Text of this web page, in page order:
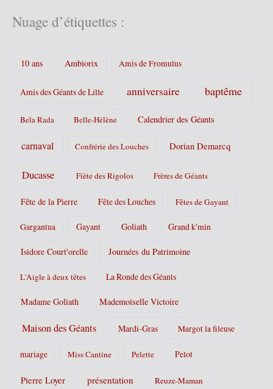
é
g
Nuage d’étiquettes :
10 ans Ambiorix Amis de Fromulus
Amis des Géants de Lille anniversaire baptême
Bela Rada Belle-Hélène Calendrier des Géants
carnaval Confrérie des Louches Dorian Demarcq
Ducasse Fiète des Rigolos Frères de Géants
Fête de la Pierre Fête des Louches Fêtes de Gayant
Gargantua Gayant Goliath Grand k'min
Isidore Court'orelle Journées du Patrimoine
L'Aigle à deux têtes La Ronde des Géants
Madame Goliath Mademoiselle Victoire
Maison des Géants Mardi-Gras Margot la fileuse
mariage Miss Cantine Pelette Pelot
Pierre Loyer présentation Reuze-Maman